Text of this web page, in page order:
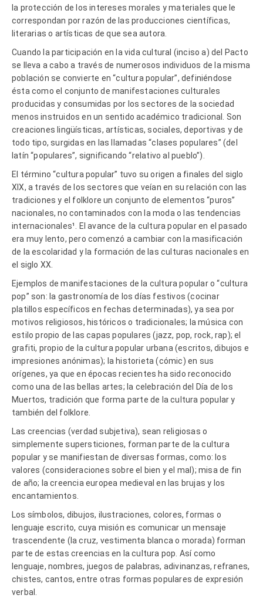
la protección de los intereses morales y materiales que le
correspondan por razón de las producciones científicas,
literarias o artísticas de que sea autora.
Cuando la participación en la vida cultural (inciso a) del Pacto
se lleva a cabo a través de numerosos individuos de la misma
población se convierte en “cultura popular”, definiéndose
ésta como el conjunto de manifestaciones culturales
producidas y consumidas por los sectores de la sociedad
menos instruidos en un sentido académico tradicional. Son
creaciones lingüísticas, artísticas, sociales, deportivas y de
todo tipo, surgidas en las llamadas “clases populares” (del
latín “populares”, significando “relativo al pueblo”).
El término “cultura popular” tuvo su origen a finales del siglo
XIX, a través de los sectores que veían en su relación con las
tradiciones y el folklore un conjunto de elementos “puros”
nacionales, no contaminados con la moda o las tendencias
internacionales¹. El avance de la cultura popular en el pasado
era muy lento, pero comenzó a cambiar con la masificación
de la escolaridad y la formación de las culturas nacionales en
el siglo XX.
Ejemplos de manifestaciones de la cultura popular o “cultura
pop” son: la gastronomía de los días festivos (cocinar
platillos específicos en fechas determinadas), ya sea por
motivos religiosos, históricos o tradicionales; la música con
estilo propio de las capas populares (jazz, pop, rock, rap); el
grafiti, propio de la cultura popular urbana (escritos, dibujos e
impresiones anónimas); la historieta (cómic) en sus
orígenes, ya que en épocas recientes ha sido reconocido
como una de las bellas artes; la celebración del Día de los
Muertos, tradición que forma parte de la cultura popular y
también del folklore.
Las creencias (verdad subjetiva), sean religiosas o
simplemente supersticiones, forman parte de la cultura
popular y se manifiestan de diversas formas, como: los
valores (consideraciones sobre el bien y el mal); misa de fin
de año; la creencia europea medieval en las brujas y los
encantamientos.
Los símbolos, dibujos, ilustraciones, colores, formas o
lenguaje escrito, cuya misión es comunicar un mensaje
trascendente (la cruz, vestimenta blanca o morada) forman
parte de estas creencias en la cultura pop. Así como
lenguaje, nombres, juegos de palabras, adivinanzas, refranes,
chistes, cantos, entre otras formas populares de expresión
verbal.